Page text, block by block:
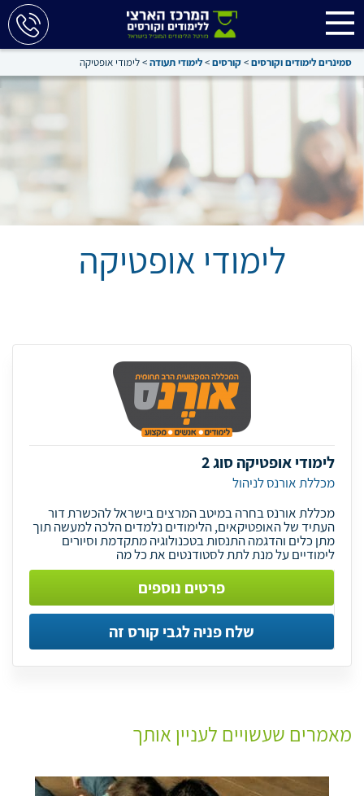
סמינרים לימודים וקורסים>קורסים>לימודי תעודה>לימודי אופטיקה
לימודי אופטיקה
לימודי אופטיקה סוג 2
מכללת אורנס לניהול
מכללת אורנס בחרה במיטב המרצים בישראל להכשרת דור
העתיד של האופטיקאים, הלימודים נלמדים הלכה למעשה תוך
מתן כלים והדגמה התנסות בטכנולוגיה מתקדמת וסיורים
לימודיים על מנת לתת לסטודנטים את כל מה
פרטים נוספים
שלח פניה לגבי קורס זה
מאמרים שעשויים לעניין אותך